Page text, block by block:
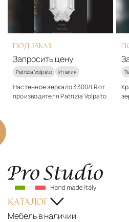
В корзину
ПОД ЗАКАЗ
Запросить цену
Patrizia Volpato Италия
Настенное зеркало 3300/LR от
производителя Patrizia Volpato
КАТАЛОГ
Мебель в наличии